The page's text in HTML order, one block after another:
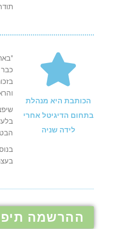
הכותבת היא מנהלת
בתחום הדיגיטל אחרי
לידה שניה
ההרשמה